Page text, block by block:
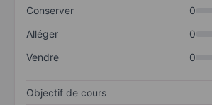
Conserver
0
Alléger
0
Vendre
0
Objectif de cours